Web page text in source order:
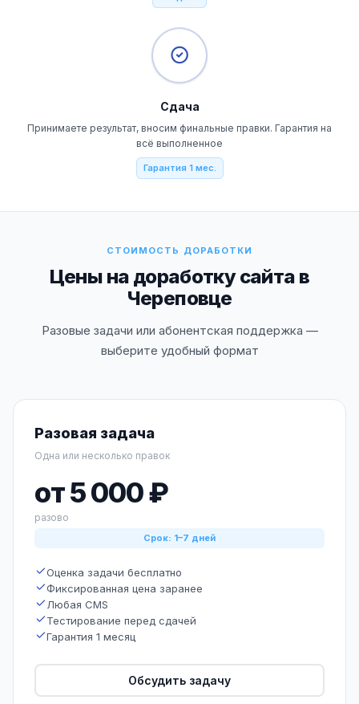
Сдача
Принимаете результат, вносим финальные правки. Гарантия на
всё выполненное
Гарантия 1 мес.
СТОИМОСТЬ ДОРАБОТКИ
Цены на доработку сайта в
Череповце
Разовые задачи или абонентская поддержка —
выберите удобный формат
Разовая задача
Одна или несколько правок
от 5 000 ₽
разово
Срок: 1–7 дней
Оценка задачи бесплатно
Фиксированная цена заранее
Любая CMS
Тестирование перед сдачей
Гарантия 1 месяц
Обсудить задачу